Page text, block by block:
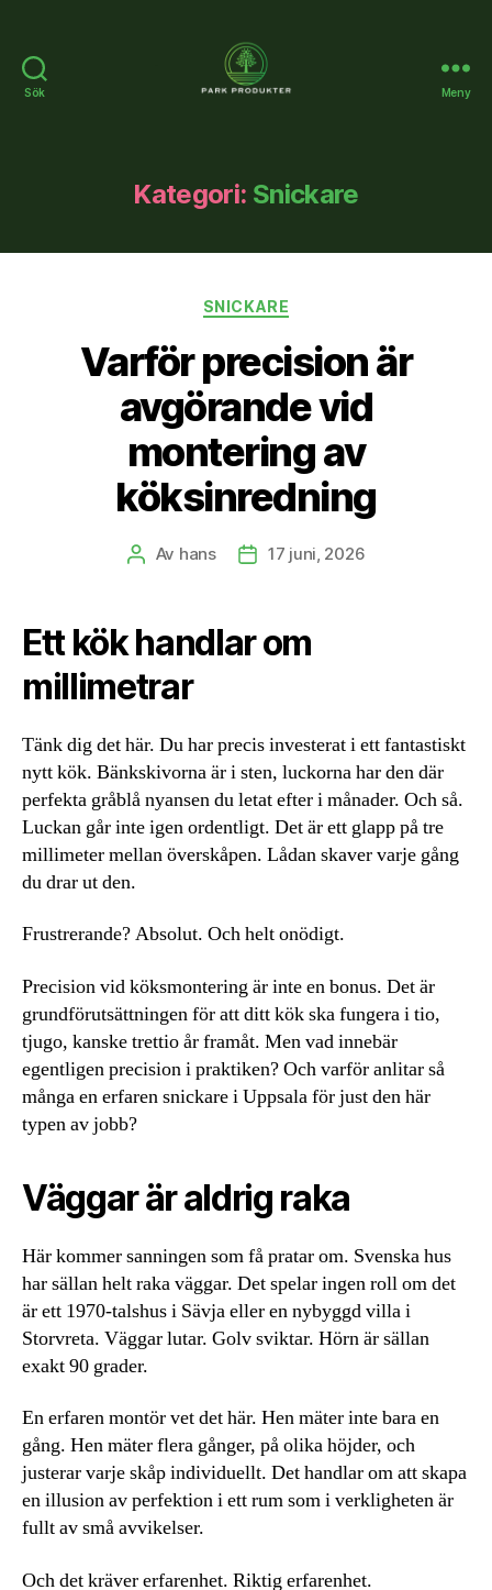
Sök Meny
Kategori: Snickare
Kategorier
SNICKARE
Varför precision är
avgörande vid
montering av
köksinredning
Inläggsförfattare
Av hans Inläggsdatum
17 juni, 2026
Ett kök handlar om
millimetrar
Tänk dig det här. Du har precis investerat i ett fantastiskt
nytt kök. Bänkskivorna är i sten, luckorna har den där
perfekta gråblå nyansen du letat efter i månader. Och så.
Luckan går inte igen ordentligt. Det är ett glapp på tre
millimeter mellan överskåpen. Lådan skaver varje gång
du drar ut den.
Frustrerande? Absolut. Och helt onödigt.
Precision vid köksmontering är inte en bonus. Det är
grundförutsättningen för att ditt kök ska fungera i tio,
tjugo, kanske trettio år framåt. Men vad innebär
egentligen precision i praktiken? Och varför anlitar så
många en erfaren snickare i Uppsala för just den här
typen av jobb?
Väggar är aldrig raka
Här kommer sanningen som få pratar om. Svenska hus
har sällan helt raka väggar. Det spelar ingen roll om det
är ett 1970-talshus i Sävja eller en nybyggd villa i
Storvreta. Väggar lutar. Golv sviktar. Hörn är sällan
exakt 90 grader.
En erfaren montör vet det här. Hen mäter inte bara en
gång. Hen mäter flera gånger, på olika höjder, och
justerar varje skåp individuellt. Det handlar om att skapa
en illusion av perfektion i ett rum som i verkligheten är
fullt av små avvikelser.
Och det kräver erfarenhet. Riktig erfarenhet.